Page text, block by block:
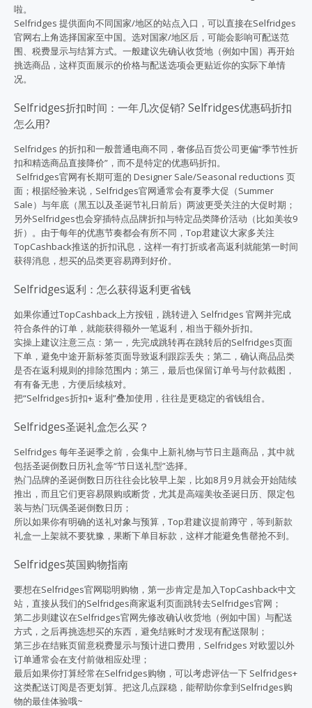
啦。
Selfridges 提供面向不同国家/地区的站点入口，可以直接在Selfridges
官网右上角选择国家至中国。选对国家/地区后，可能会影响可配送范
围、税费显示与结算方式。一般建议先确认收货地（例如中国）再开始
挑选商品，这样页面展示的价格与配送选项会更贴近你的实际下单情
况。
Selfridges折扣时间：一年几次促销? Selfridges优惠码折扣
怎么用?
Selfridges 的折扣和一般普通电商不同，奢侈品百货公司更偏“季节性折
扣和精选商品直接降价”，而不是特定的优惠码折扣。
Selfridges官网有长期可逛的 Designer Sale/Seasonal reductions 页
面；根据经验来说，Selfridges官网通常会有夏季大促（Summer
Sale）与年底（黑五以及圣诞节礼日前后）两波更受关注的大促时期；
另外Selfridges也会穿插特点品牌折扣与特定品类降价活动（比如美妆9
折）。由于每年的优惠节奏都会有所不同，Top君建议大家多关注
TopCashback推送的折扣讯息，这样一有打折或者高返利就能第一时间
获得消息，想买的品类更容易蹲到好价。
Selfridges返利：怎么获得返利更省钱
如果你通过TopCashback上方按钮，跳转进入 Selfridges 官网并完成
符合条件的订单，就能获得额外一笔返利，相当于额外折扣。
实操上建议注意三点：第一，先完成跳转再在跳转后的Selfridges页面
下单，避免中途开新标签页面导致返利跟踪丢失；第二，确认商品品类
是否在返利规则的排除范围内；第三，最后也保留订单号与付款截图，
有有备无患，方便后续核对。
把“Selfridges折扣+ 返利”叠加使用，往往是更稳定的省钱组合。
Selfridges圣诞礼盒怎么买？
Selfridges 每年圣诞季之前，会集中上新礼物与节日主题商品，其中就
包括圣诞倒数日历礼盒等“节日送礼型”选择。
热门品牌的圣诞倒数日历往往会比较早上架，比如8月9月就会开始陆续
推出，而且它们更容易限购或断货，尤其是高端美妆圣诞日历、限定包
装与热门玩偶圣诞倒数日历；
所以如果你有明确的送礼对象与预算，Top君建议提前蹲守，等到新款
礼盒一上架就不要犹豫，果断下单目标款，这样才能避免售罄抢不到。
Selfridges英国购物指南
要想在Selfridges官网聪明购物，第一步肯定是加入TopCashback中文
站，直接从我们的Selfridges商家返利页面跳转去Selfridges官网；
第二步则建议在Selfridges官网先修改确认收货地（例如中国）与配送
方式，之后再挑选想买的东西，避免结账时才发现有配送限制；
第三步在结账页留意税费显示与预计进口费用，Selfridges 对欧盟以外
订单通常会在支付前做相应处理；
最后如果你打算经常在Selfridges购物，可以考虑评估一下 Selfridges+
这类配送订阅是否更划算。把这几点踩稳，能帮助你拿到Selfridges购
物的最佳体验哦~